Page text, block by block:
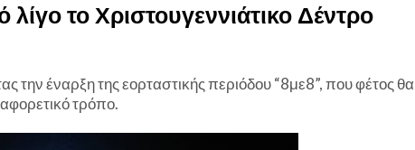
το Χριστουγεννιάτικο Δέντρο
την έναρξη της εορταστικής περιόδου “8με8”, που φέτος θα
τρόπο.